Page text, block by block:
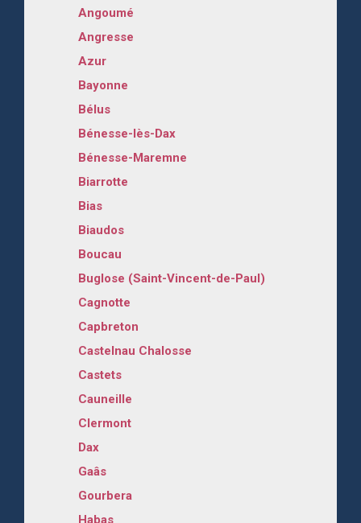
Angoumé
Angresse
Azur
Bayonne
Bélus
Bénesse-lès-Dax
Bénesse-Maremne
Biarrotte
Bias
Biaudos
Boucau
Buglose (Saint-Vincent-de-Paul)
Cagnotte
Capbreton
Castelnau Chalosse
Castets
Cauneille
Clermont
Dax
Gaâs
Gourbera
Habas